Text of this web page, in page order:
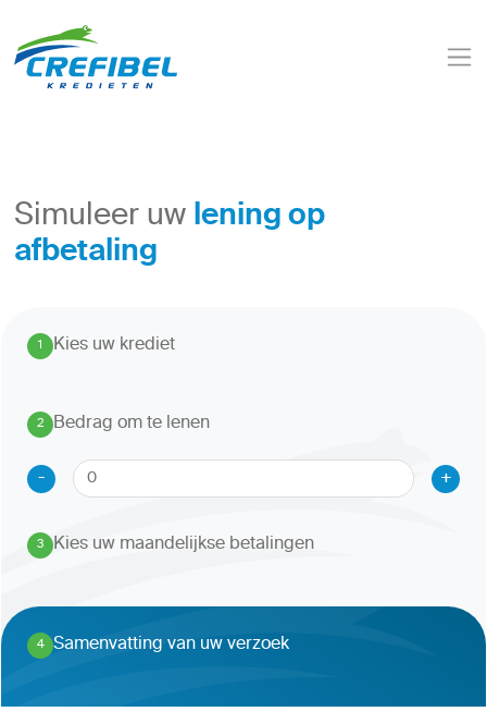
Simuleer uwlening op
afbetaling
1. Kies uw krediet
2
.
Bedrag om te lenen
-
+
3
. Kies uw maandelijkse betalingen
4
. Samenvatting van uw verzoek